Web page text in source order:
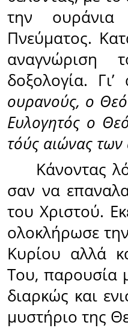
την
Πνεύματος.
αναγνώριση
δοξολογία.
ουρανούς, ο
Ευλογητός ο
τόύς αιώνας
Κάνοντας
σαν να
του Χριστού.
ολοκλήρωσε
Κυρίου αλλά
Του, παρουσία
διαρκώς και
μυστήριο της